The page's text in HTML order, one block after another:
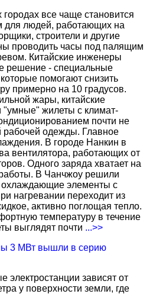
все чаще становится
для людей, работающих на
строители и другие
проводить часы под палящим
Китайские инженеры
решение - специальные
помогают снизить
примерно на 10 градусов.
жары, китайские
"умные" жилеты с климат-
почти не
рабочей одежды. Главное
В городе Нанкин в
вентилятора, работающих от
Одного заряда хватает на
В Чанчжоу решили
охлаждающие элементы с
нагревании переходит из
активно поглощая тепло.
температуру в течение
выглядят почти ...>>
3 МВт вышли в серию
электростанции зависят от
у поверхности земли, где